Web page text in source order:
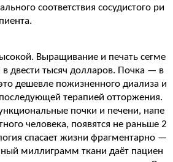
соответствия сосудистого ри
Выращивание и печать сегме
в двести тысяч долларов. Почка — в
дешевле пожизненного диализа и
терапией отторжения.
почки и печени, напе
человека, появятся не раньше 2
спасает жизни фрагментарно —
миллиграмм ткани даёт пациен